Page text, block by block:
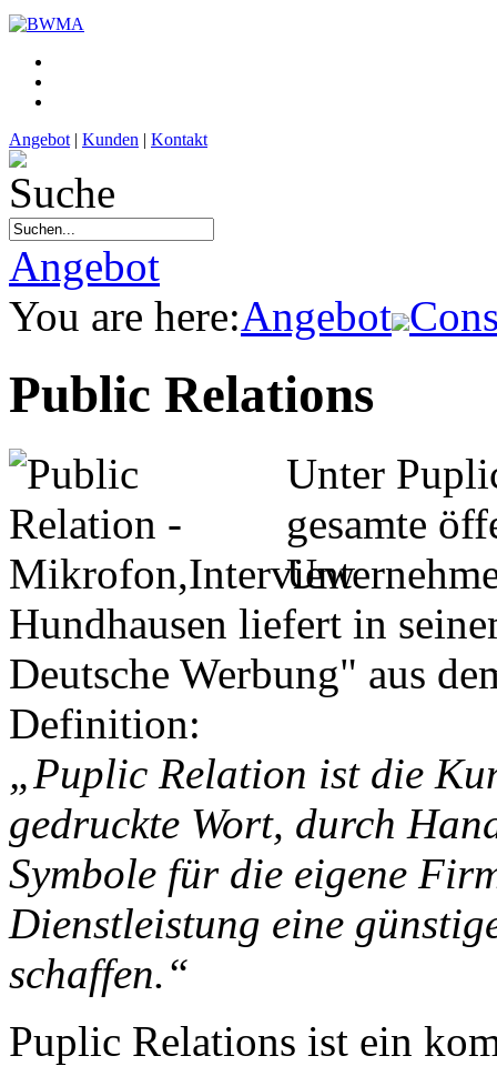
Angebot | Kunden | Kontakt
Angebot
You are here:Angebot
Public Relations
Unter
gesamte
Hundhausen liefert in
Deutsche Werbung" aus
Definition:
„Puplic Relation ist die
gedruckte Wort, durch
Symbole für die eigene
Dienstleistung eine
schaffen.“
Puplic Relations ist ein